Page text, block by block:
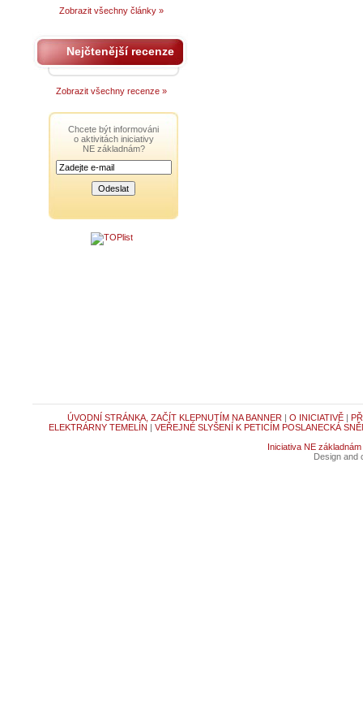
Zobrazit všechny články »
Nejčtenější recenze
Zobrazit všechny recenze »
Chcete být informováni
o aktivitách iniciativy
NE základnám?
ÚVODNÍ STRÁNKA, ZAČÍT KLEPNUTÍM NA BANNER | O INICIATIVĚ|
ELEKTRÁRNY TEMELÍN | VEŘEJNÉ SLYŠENÍ K PETICÍM POSLANECKÁ
Iniciativa NE základnám
Design and